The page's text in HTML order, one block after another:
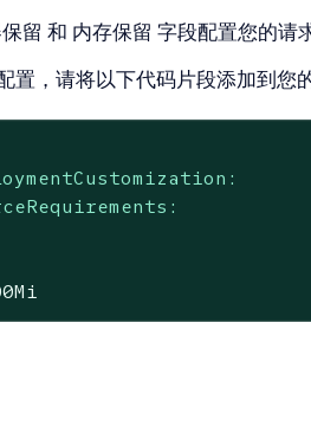
留 和 内存保留 字段配置您的请
置，请将以下代码片段添加到您